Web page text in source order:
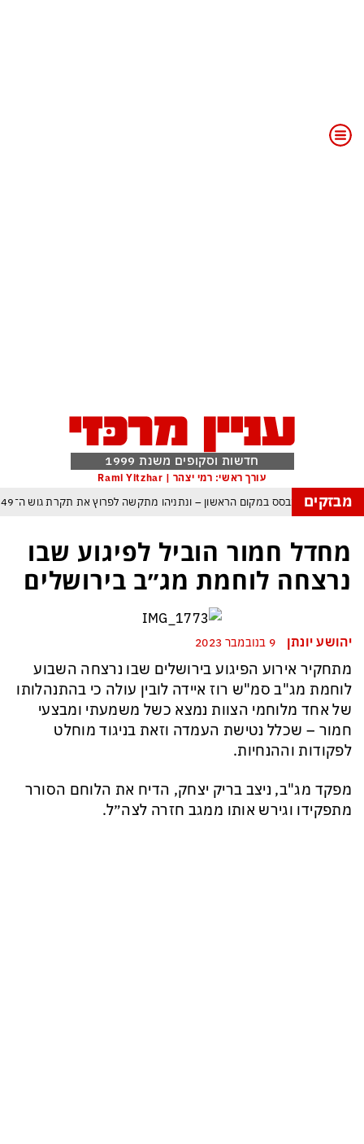
חדשות וסקופים משנת 1999
עורך ראשי: רמי יצהר | Rami Yitzhar
מבזקים
– איזנקוט מתבסס במקום הראשון – ונתניהו מתקשה לפרוץ את תקרת גוש ה־49
עומאן לגבי תפעול משותף של מצר הורמוז – אם טראמפ יאשר המלחמה תסתיים
מי היה מאמין שבאר שבע תנצח את הכוכב האדום?
ומיירטים להגנה – טראמפ נשאר רק עם ציוצי האיום המגוחכים שלא מזיזים לטהרן
כמדיניות: כך הפכה ההוצאה להורג לכלי ההרתעה המרכזי של המשטר האיראני
א-סיסי, ארדואן ושליט קטאר מכנסים פגישת ״כיפה אדומה״ לנתניהו בנושא
מחדל חמור הוביל לפיגוע שבו
נרצחה לוחמת מג״ב בירושלים
יהושע יונתן
מתחקיר אירוע הפיגוע בירושלים שבו נרצחה השבוע
לוחמת מג"ב סמ"ש רוז איידה לובין עולה כי בהתנהלותו
של אחד מלוחמי הצוות נמצא כשל משמעתי ומבצעי
חמור – שכלל נטישת העמדה וזאת בניגוד מוחלט
לפקודות וההנחיות.
מפקד מג"ב, ניצב בריק יצחק, הדיח את הלוחם הסורר
מתפקידו וגירש אותו ממגב חזרה לצה״ל.